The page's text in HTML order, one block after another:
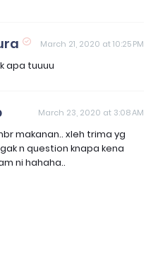
March 21, 2020 at 10:25 PM
apa tuuuu
March 23, 2020 at 3:08 AM
makanan.. xleh trima yg
n question knapa kena
ni hahaha..